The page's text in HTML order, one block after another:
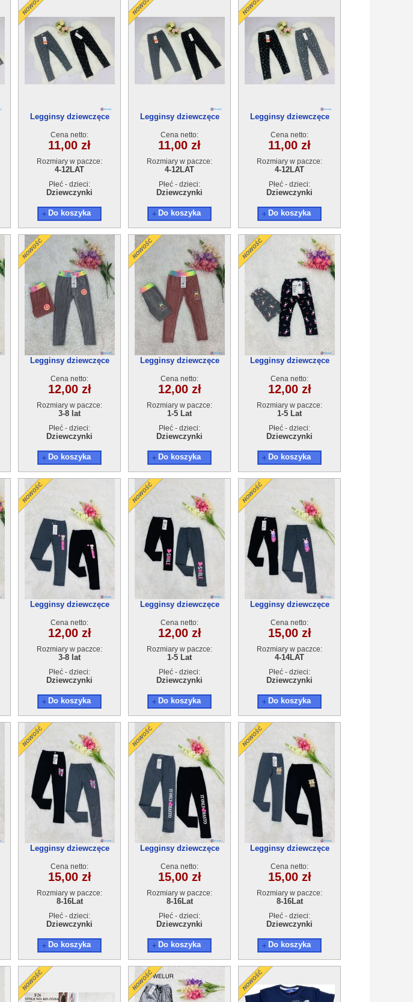
Legginsy dziewczęce
Cena netto:
11,00 zł
Rozmiary w paczce:
4-12LAT
Płeć - dzieci:
Dziewczynki
Do koszyka
Legginsy dziewczęce
Cena netto:
11,00 zł
Rozmiary w paczce:
4-12LAT
Płeć - dzieci:
Dziewczynki
Do koszyka
Legginsy dziewczęce
Cena netto:
11,00 zł
Rozmiary w paczce:
4-12LAT
Płeć - dzieci:
Dziewczynki
Do koszyka
Legginsy dziewczęce
Cena netto:
12,00 zł
Rozmiary w paczce:
3-8 lat
Płeć - dzieci:
Dziewczynki
Do koszyka
Legginsy dziewczęce
Cena netto:
12,00 zł
Rozmiary w paczce:
1-5 Lat
Płeć - dzieci:
Dziewczynki
Do koszyka
Legginsy dziewczęce
Cena netto:
12,00 zł
Rozmiary w paczce:
1-5 Lat
Płeć - dzieci:
Dziewczynki
Do koszyka
Legginsy dziewczęce
Cena netto:
12,00 zł
Rozmiary w paczce:
3-8 lat
Płeć - dzieci:
Dziewczynki
Do koszyka
Legginsy dziewczęce
Cena netto:
12,00 zł
Rozmiary w paczce:
1-5 Lat
Płeć - dzieci:
Dziewczynki
Do koszyka
Legginsy dziewczęce
Cena netto:
15,00 zł
Rozmiary w paczce:
4-14LAT
Płeć - dzieci:
Dziewczynki
Do koszyka
Legginsy dziewczęce
Cena netto:
15,00 zł
Rozmiary w paczce:
8-16Lat
Płeć - dzieci:
Dziewczynki
Do koszyka
Legginsy dziewczęce
Cena netto:
15,00 zł
Rozmiary w paczce:
8-16Lat
Płeć - dzieci:
Dziewczynki
Do koszyka
Legginsy dziewczęce
Cena netto:
15,00 zł
Rozmiary w paczce:
8-16Lat
Płeć - dzieci:
Dziewczynki
Do koszyka